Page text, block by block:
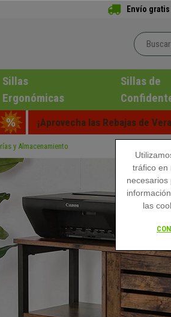
Envío gratis
Sillas
Ergonómicas
Sillas de
¡Aprovecha las Rebajas de
y Almacenamiento
tráfico en
necesarios
las